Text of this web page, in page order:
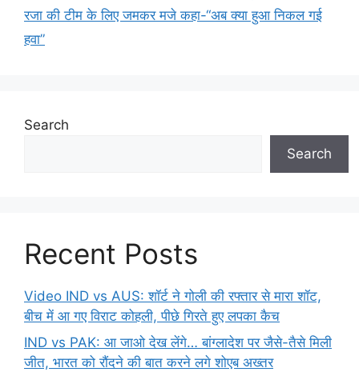
रजा की टीम के लिए जमकर मजे कहा-“अब क्या हुआ निकल गई
हवा”
Search
Search
Recent Posts
Video IND vs AUS: शॉर्ट ने गोली की रफ्तार से मारा शॉट,
बीच में आ गए विराट कोहली, पीछे गिरते हुए लपका कैच
IND vs PAK: आ जाओ देख लेंगे… बांग्लादेश पर जैसे-तैसे मिली
जीत, भारत को रौंदने की बात करने लगे शोएब अख्तर